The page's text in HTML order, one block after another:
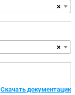
×
×
Скачать документацию